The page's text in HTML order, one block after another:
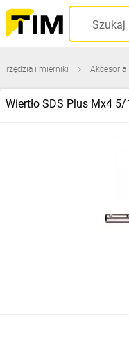
i mierniki Akcesoria
Wiertło SDS Plus Mx4